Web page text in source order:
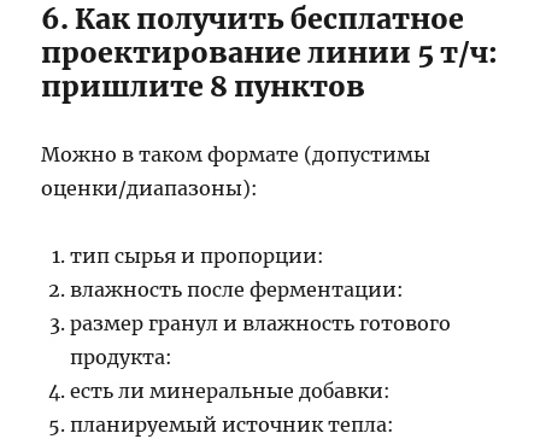
6. Как получить бесплатное
проектирование линии 5 т/ч:
пришлите 8 пунктов
Можно в таком формате (допустимы
оценки/диапазоны):
тип сырья и пропорции:
влажность после ферментации:
размер гранул и влажность готового
продукта:
есть ли минеральные добавки:
планируемый источник тепла: